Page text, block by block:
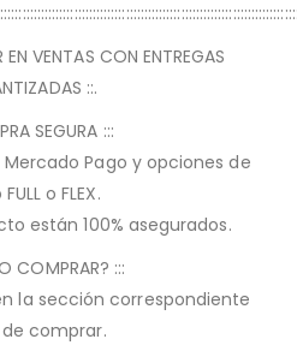
VENTAS CON ENTREGAS
::.
SEGURA :::
Pago y opciones de
o FLEX.
están 100% asegurados.
COMPRAR? :::
la sección correspondiente
comprar.